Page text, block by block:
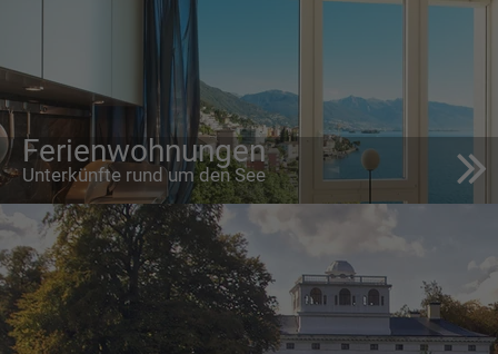
Ferienwohnungen
Unterkünfte rund um den See